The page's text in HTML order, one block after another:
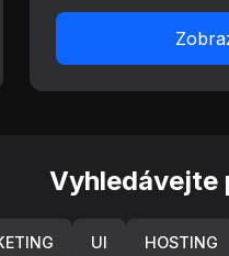
Vyhledávejte
UI HOSTING